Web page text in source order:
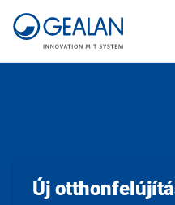
Új